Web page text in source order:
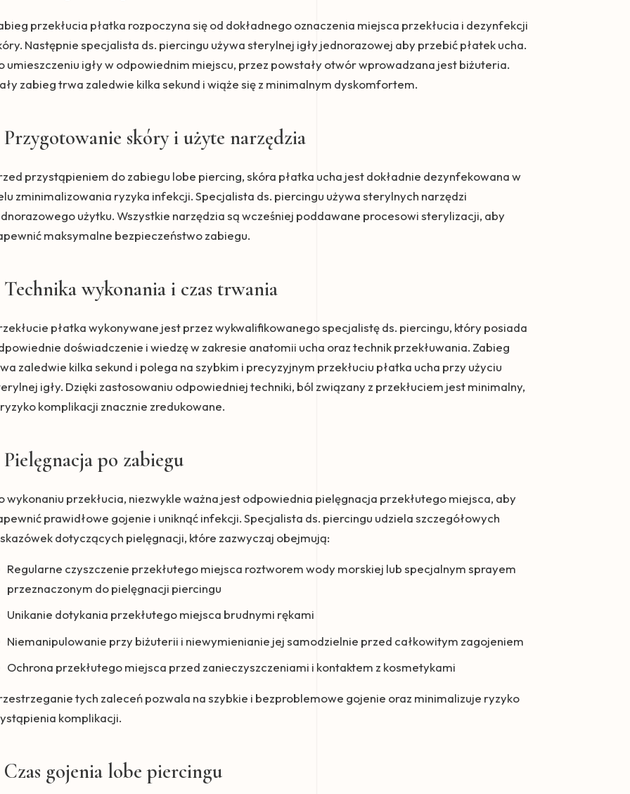
przekłucia płatka rozpoczyna się od dokładnego oznaczenia miejsca przekłucia i dezynfekcji
Następnie specjalista ds. piercingu używa sterylnej igły jednorazowej aby przebić płatek ucha.
umieszczeniu igły w odpowiednim miejscu, przez powstały otwór wprowadzana jest biżuteria.
zabieg trwa zaledwie kilka sekund i wiąże się z minimalnym dyskomfortem.
Przygotowanie skóry i użyte narzędzia
przystąpieniem do zabiegu lobe piercing, skóra płatka ucha jest dokładnie dezynfekowana w
zminimalizowania ryzyka infekcji. Specjalista ds. piercingu używa sterylnych narzędzi
użytku. Wszystkie narzędzia są wcześniej poddawane procesowi sterylizacji, aby
maksymalne bezpieczeństwo zabiegu.
Technika wykonania i czas trwania
płatka wykonywane jest przez wykwalifikowanego specjalistę ds. piercingu, który posiada
doświadczenie i wiedzę w zakresie anatomii ucha oraz technik przekłuwania. Zabieg
zaledwie kilka sekund i polega na szybkim i precyzyjnym przekłuciu płatka ucha przy użyciu
igły. Dzięki zastosowaniu odpowiedniej techniki, ból związany z przekłuciem jest minimalny,
komplikacji znacznie zredukowane.
Pielęgnacja po zabiegu
wykonaniu przekłucia, niezwykle ważna jest odpowiednia pielęgnacja przekłutego miejsca, aby
prawidłowe gojenie i uniknąć infekcji. Specjalista ds. piercingu udziela szczegółowych
dotyczących pielęgnacji, które zazwyczaj obejmują:
Regularne czyszczenie przekłutego miejsca roztworem wody morskiej lub specjalnym sprayem
przeznaczonym do pielęgnacji piercingu
Unikanie dotykania przekłutego miejsca brudnymi rękami
Niemanipulowanie przy biżuterii i niewymienianie jej samodzielnie przed całkowitym zagojeniem
Ochrona przekłutego miejsca przed zanieczyszczeniami i kontaktem z kosmetykami
tych zaleceń pozwala na szybkie i bezproblemowe gojenie oraz minimalizuje ryzyko
komplikacji.
Czas gojenia lobe piercingu